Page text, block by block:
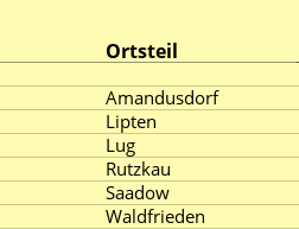
Ortsteil
Amandusdorf
Lipten
Lug
Rutzkau
Saadow
Waldfrieden